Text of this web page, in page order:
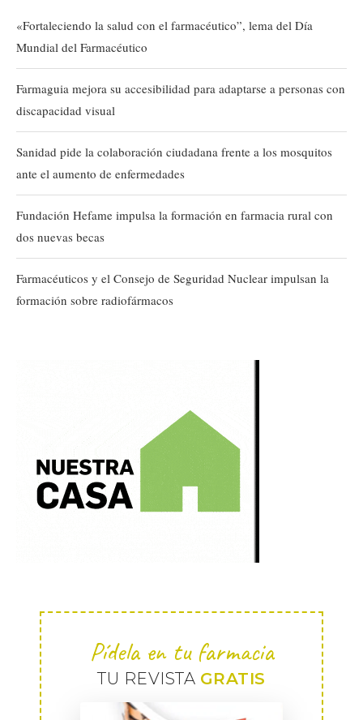
«Fortaleciendo la salud con el farmacéutico”, lema del Día
Mundial del Farmacéutico
Farmaguia mejora su accesibilidad para adaptarse a personas con
discapacidad visual
Sanidad pide la colaboración ciudadana frente a los mosquitos
ante el aumento de enfermedades
Fundación Hefame impulsa la formación en farmacia rural con
dos nuevas becas
Farmacéuticos y el Consejo de Seguridad Nuclear impulsan la
formación sobre radiofármacos
Pídela en tu farmacia
TU REVISTA GRATIS